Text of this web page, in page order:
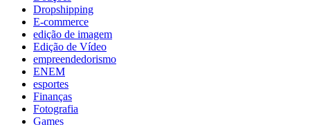
Dropshipping
E-commerce
edição de imagem
Edição de Vídeo
empreendedorismo
ENEM
esportes
Finanças
Fotografia
Games